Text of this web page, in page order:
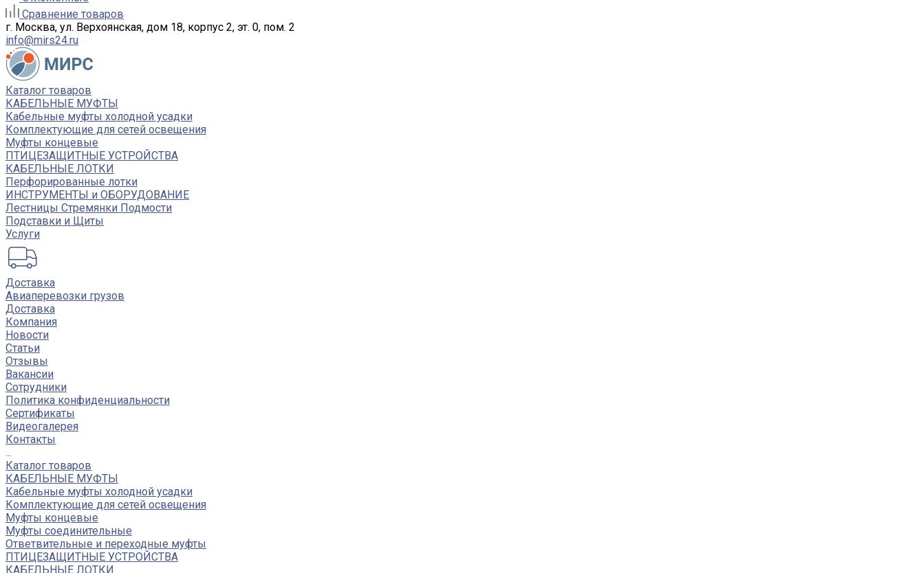
Сравнение товаров
г. Москва, ул. Верхоянская, дом 18, корпус 2, эт. 0, пом. 2
info@mirs24.ru
Каталог товаров
КАБЕЛЬНЫЕ МУФТЫ
Кабельные муфты холодной усадки
Комплектующие для сетей освещения
Муфты концевые
ПТИЦЕЗАЩИТНЫЕ УСТРОЙСТВА
КАБЕЛЬНЫЕ ЛОТКИ
Перфорированные лотки
ИНСТРУМЕНТЫ и ОБОРУДОВАНИЕ
Лестницы Стремянки Подмости
Подставки и Щиты
Услуги
Доставка
Авиаперевозки грузов
Доставка
Компания
Новости
Статьи
Отзывы
Вакансии
Сотрудники
Политика конфиденциальности
Сертификаты
Видеогалерея
Контакты
...
Каталог товаров
КАБЕЛЬНЫЕ МУФТЫ
Кабельные муфты холодной усадки
Комплектующие для сетей освещения
Муфты концевые
Муфты соединительные
Ответвительные и переходные муфты
ПТИЦЕЗАЩИТНЫЕ УСТРОЙСТВА
КАБЕЛЬНЫЕ ЛОТКИ